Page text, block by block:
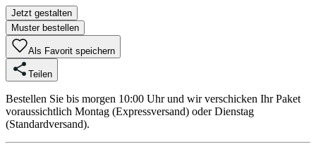
Jetzt gestalten
Muster bestellen
Als Favorit speichern
Teilen
Bestellen Sie bis morgen 10:00 Uhr und wir verschicken Ihr Paket
voraussichtlich Montag (Expressversand) oder Dienstag
(Standardversand).